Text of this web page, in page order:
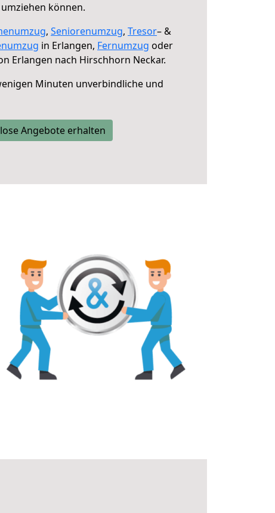
können.
, Seniorenumzug, Tresor– &
in Erlangen, Fernumzug oder
Erlangen nach Hirschhorn Neckar.
Minuten unverbindliche und
Angebote erhalten